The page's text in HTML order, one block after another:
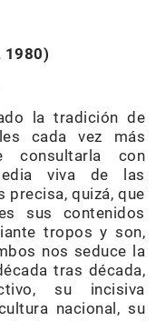
1980)
la tradición de
cada vez más
consultarla con
viva de las
precisa, quizá, que
sus contenidos
tropos y son,
nos seduce la
tras década,
su incisiva
nacional, su